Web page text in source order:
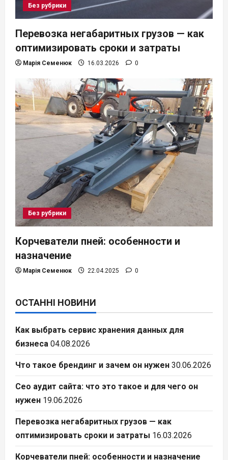
Без рубрики
Перевозка негабаритных грузов — как
оптимизировать сроки и затраты
Марія Семенюк 16.03.2026 0
Без рубрики
Корчеватели пней: особенности и
назначение
Марія Семенюк 22.04.2025 0
ОСТАННІ НОВИНИ
Как выбрать сервис хранения данных для
бизнеса 04.08.2026
Что такое брендинг и зачем он нужен 30.06.2026
Сео аудит сайта: что это такое и для чего он
нужен 19.06.2026
Перевозка негабаритных грузов — как
оптимизировать сроки и затраты 16.03.2026
Корчеватели пней: особенности и назначение